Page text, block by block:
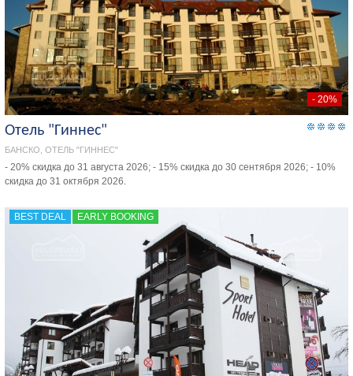
- 20%
Отель "Гиннес"
БАНСКО, ОТЕЛЬ "ГИННЕС"
- 20% скидка до 31 августа 2026; - 15% скидка до 30 сентября 2026; - 10%
скидка до 31 октября 2026.
BEST DEAL EARLY BOOKING